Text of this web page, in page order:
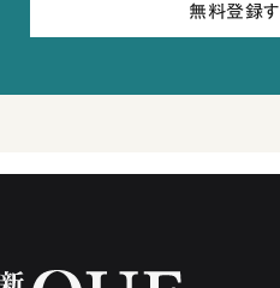
無料登録す